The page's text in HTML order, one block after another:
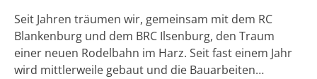
Seit Jahren träumen wir, gemeinsam mit dem RC
Blankenburg und dem BRC Ilsenburg, den Traum
einer neuen Rodelbahn im Harz. Seit fast einem Jahr
wird mittlerweile gebaut und die Bauarbeiten…